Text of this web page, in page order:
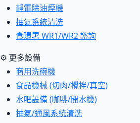
靜電除油煙機
抽氣系統清洗
食環署 WR1/WR2 諮詢
⚙ 更多設備
商用洗碗機
食品機械 (切肉/攪拌/真空)
水吧設備 (咖啡/開水機)
抽氣/通風系統清洗